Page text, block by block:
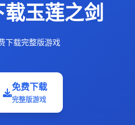
玉莲之剑
下载完整版游戏
免费下载
完整版游戏